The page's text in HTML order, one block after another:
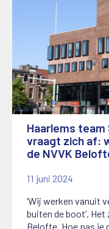
Haarlems
vraagt zich af:
de NVVK
11 juni 2024
‘Wij werken vanuit
buiten de boot’.
Belofte. Hoe pas je